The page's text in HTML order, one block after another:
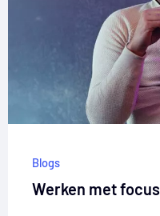
Blogs
Werken met focus